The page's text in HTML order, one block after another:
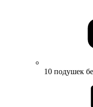
10 подушек